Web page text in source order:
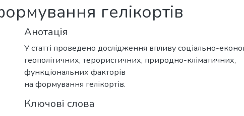
гелікортів
Анотація
У статті проведено дослідження впливу соціально-
геополітичних, терористичних, природно-кліматичних,
функціональних факторів
на формування гелікортів.
Ключові слова